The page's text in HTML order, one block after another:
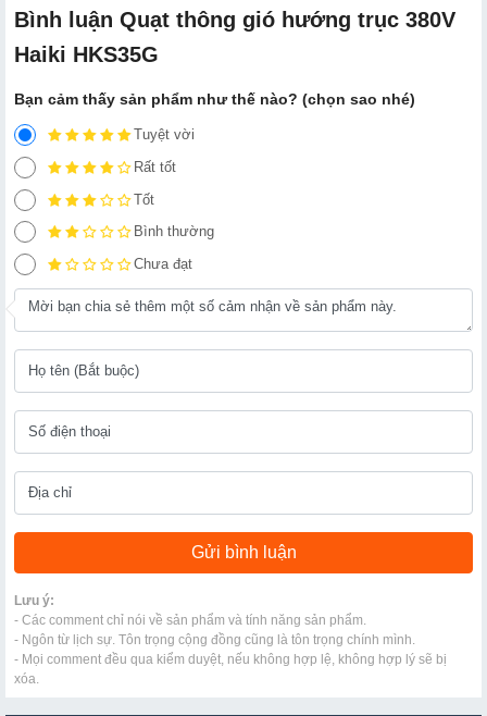
Bình luận Quạt thông gió hướng trục 380V
Haiki HKS35G
Bạn cảm thấy sản phẩm như thế nào? (chọn sao nhé)
Tuyệt vời
Rất tốt
Tốt
Bình thường
Chưa đạt
Lưu ý:
- Các comment chỉ nói về sản phẩm và tính năng sản phẩm.
- Ngôn từ lịch sự. Tôn trọng cộng đồng cũng là tôn trọng chính mình.
- Mọi comment đều qua kiểm duyệt, nếu không hợp lệ, không hợp lý sẽ bị
xóa.